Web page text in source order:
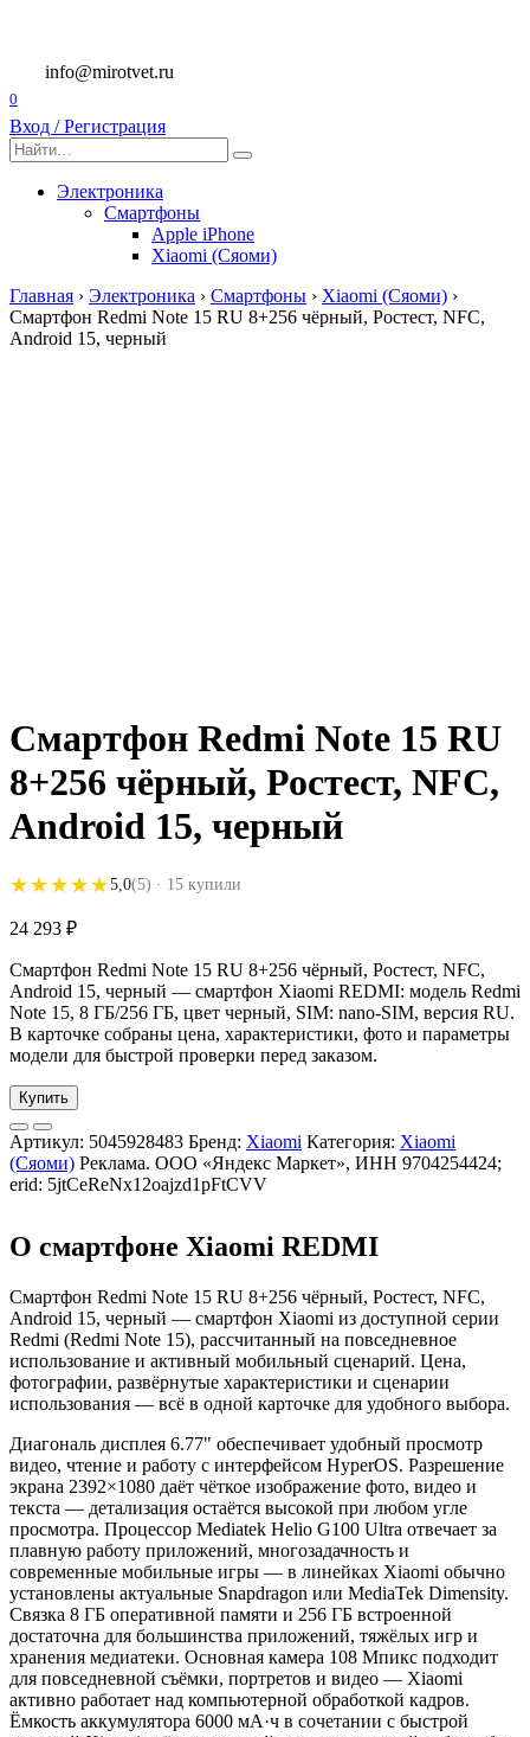
содержанию
info@mirotvet.ru
0
Вход / Регистрация
Search
for:
Электроника
Смартфоны
Apple iPhone
Xiaomi (Сяоми)
Главная › Электроника › Смартфоны › Xiaomi (Сяоми) ›
Смартфон Redmi Note 15 RU 8+256 чёрный, Ростест, NFC,
Android 15, черный
Смартфон Redmi Note 15 RU
8+256 чёрный, Ростест, NFC,
Android 15, черный
★★★★★
★★★★★5,0(5) · 15 купили
24 293 ₽
Смартфон Redmi Note 15 RU 8+256 чёрный, Ростест, NFC,
Android 15, черный — смартфон Xiaomi REDMI: модель Redmi
Note 15, 8 ГБ/256 ГБ, цвет черный, SIM: nano-SIM, версия RU.
В карточке собраны цена, характеристики, фото и параметры
модели для быстрой проверки перед заказом.
Купить
Артикул: 5045928483 Бренд: Xiaomi Категория: Xiaomi
(Сяоми) Реклама. ООО «Яндекс Маркет», ИНН 9704254424;
erid: 5jtCeReNx12oajzd1pFtCVV
О смартфоне Xiaomi REDMI
Смартфон Redmi Note 15 RU 8+256 чёрный, Ростест, NFC,
Android 15, черный — смартфон Xiaomi из доступной серии
Redmi (Redmi Note 15), рассчитанный на повседневное
использование и активный мобильный сценарий. Цена,
фотографии, развёрнутые характеристики и сценарии
использования — всё в одной карточке для удобного выбора.
Диагональ дисплея 6.77" обеспечивает удобный просмотр
видео, чтение и работу с интерфейсом HyperOS. Разрешение
экрана 2392×1080 даёт чёткое изображение фото, видео и
текста — детализация остаётся высокой при любом угле
просмотра. Процессор Mediatek Helio G100 Ultra отвечает за
плавную работу приложений, многозадачность и
современные мобильные игры — в линейках Xiaomi обычно
установлены актуальные Snapdragon или MediaTek Dimensity.
Связка 8 ГБ оперативной памяти и 256 ГБ встроенной
достаточна для большинства приложений, тяжёлых игр и
хранения медиатеки. Основная камера 108 Мпикс подходит
для повседневной съёмки, портретов и видео — Xiaomi
активно работает над компьютерной обработкой кадров.
Ёмкость аккумулятора 6000 мА·ч в сочетании с быстрой